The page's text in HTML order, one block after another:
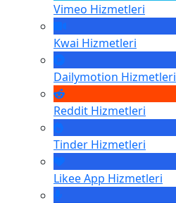
Vimeo Hizmetleri
Kwai Hizmetleri
Dailymotion Hizmetleri
Reddit Hizmetleri
Tinder Hizmetleri
Likee App Hizmetleri